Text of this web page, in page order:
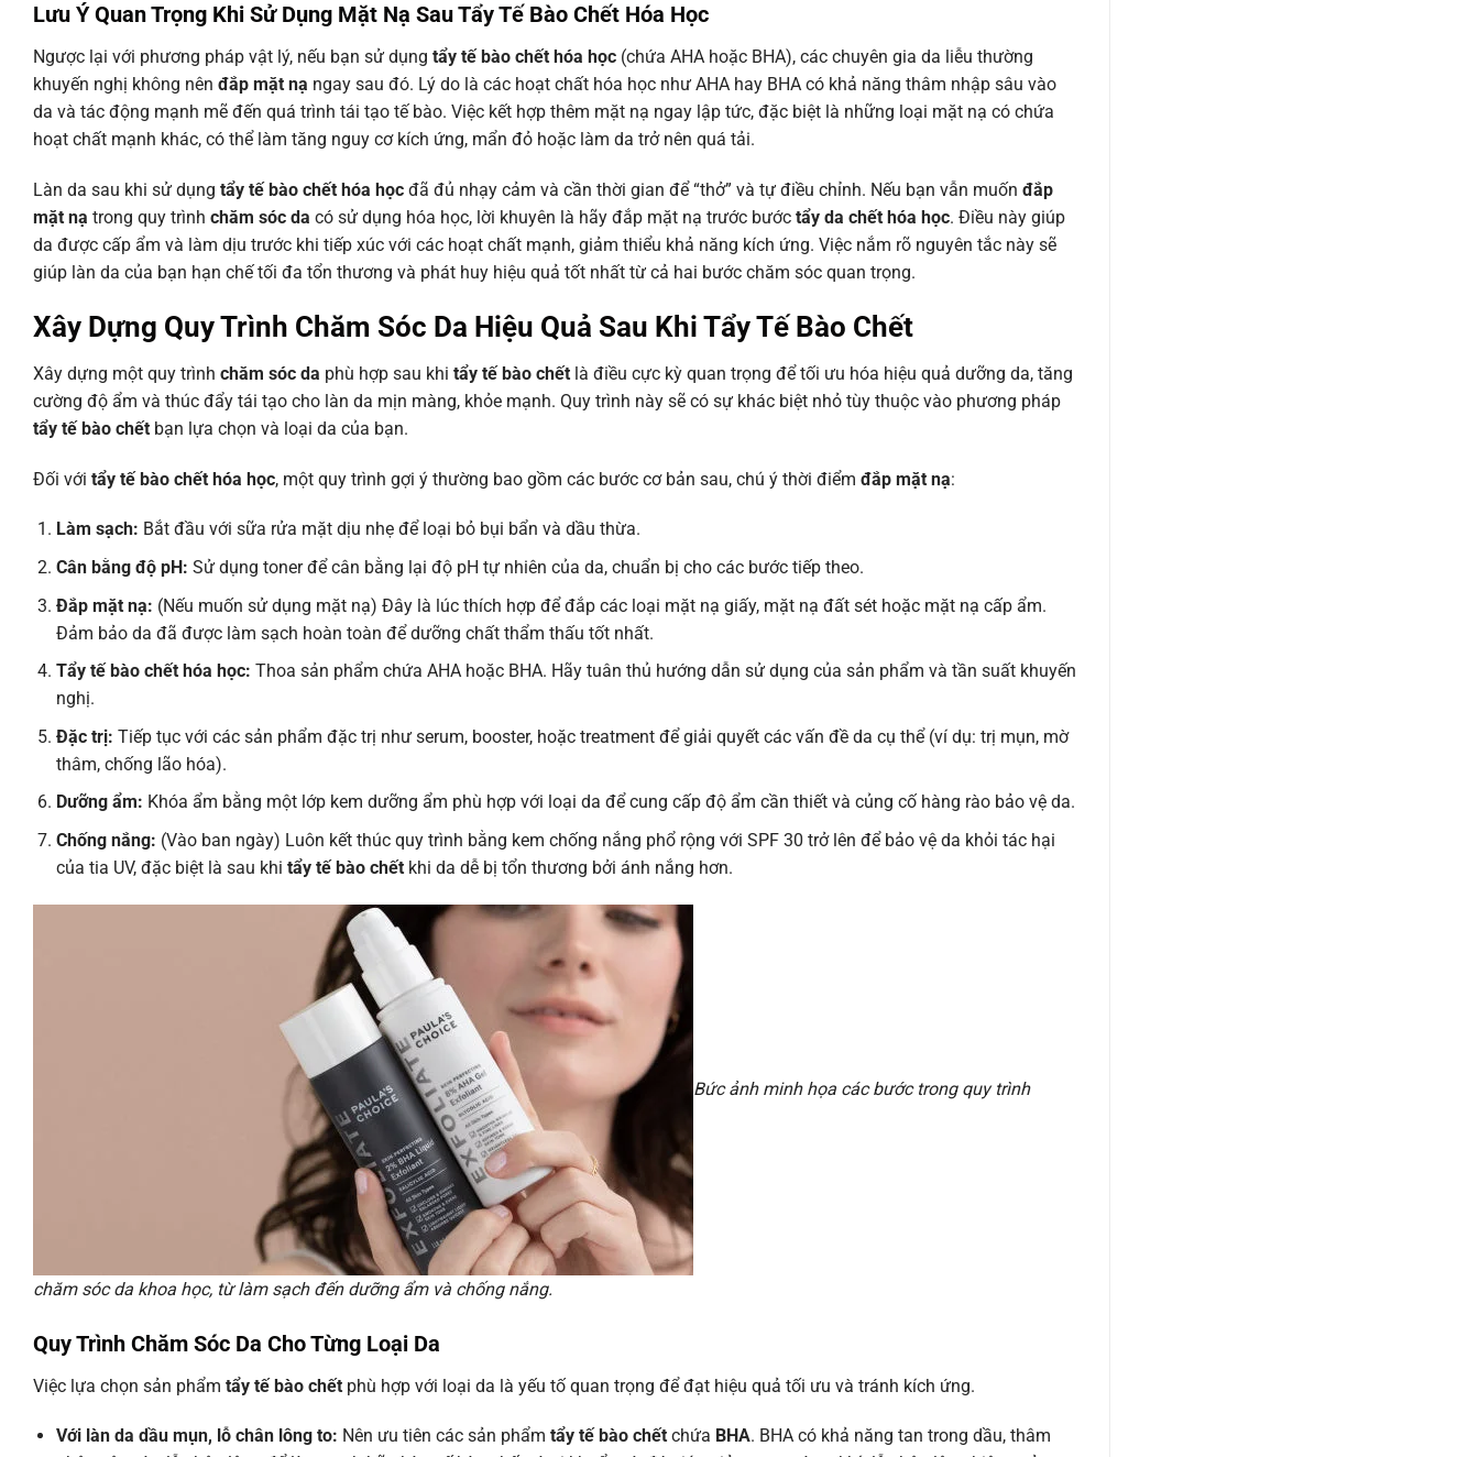
Lưu Ý Quan Trọng Khi Sử Dụng Mặt Nạ Sau Tẩy Tế Bào Chết Hóa Học
Ngược lại với phương pháp vật lý, nếu bạn sử dụng tẩy tế bào chết hóa học (chứa AHA hoặc BHA), các chuyên gia da liễu thường
khuyến nghị không nên đắp mặt nạ ngay sau đó. Lý do là các hoạt chất hóa học như AHA hay BHA có khả năng thâm nhập sâu vào
da và tác động mạnh mẽ đến quá trình tái tạo tế bào. Việc kết hợp thêm mặt nạ ngay lập tức, đặc biệt là những loại mặt nạ có chứa
hoạt chất mạnh khác, có thể làm tăng nguy cơ kích ứng, mẩn đỏ hoặc làm da trở nên quá tải.
Làn da sau khi sử dụng tẩy tế bào chết hóa học đã đủ nhạy cảm và cần thời gian để “thở” và tự điều chỉnh. Nếu bạn vẫn muốn đắp
mặt nạ trong quy trình chăm sóc da có sử dụng hóa học, lời khuyên là hãy đắp mặt nạ trước bước tẩy da chết hóa học. Điều này giúp
da được cấp ẩm và làm dịu trước khi tiếp xúc với các hoạt chất mạnh, giảm thiểu khả năng kích ứng. Việc nắm rõ nguyên tắc này sẽ
giúp làn da của bạn hạn chế tối đa tổn thương và phát huy hiệu quả tốt nhất từ cả hai bước chăm sóc quan trọng.
Xây Dựng Quy Trình Chăm Sóc Da Hiệu Quả Sau Khi Tẩy Tế Bào Chết
Xây dựng một quy trình chăm sóc da phù hợp sau khi tẩy tế bào chết là điều cực kỳ quan trọng để tối ưu hóa hiệu quả dưỡng da, tăng
cường độ ẩm và thúc đẩy tái tạo cho làn da mịn màng, khỏe mạnh. Quy trình này sẽ có sự khác biệt nhỏ tùy thuộc vào phương pháp
tẩy tế bào chết bạn lựa chọn và loại da của bạn.
Đối với tẩy tế bào chết hóa học, một quy trình gợi ý thường bao gồm các bước cơ bản sau, chú ý thời điểm đắp mặt nạ:
Làm sạch: Bắt đầu với sữa rửa mặt dịu nhẹ để loại bỏ bụi bẩn và dầu thừa.
Cân bằng độ pH: Sử dụng toner để cân bằng lại độ pH tự nhiên của da, chuẩn bị cho các bước tiếp theo.
Đắp mặt nạ: (Nếu muốn sử dụng mặt nạ) Đây là lúc thích hợp để đắp các loại mặt nạ giấy, mặt nạ đất sét hoặc mặt nạ cấp ẩm.
Đảm bảo da đã được làm sạch hoàn toàn để dưỡng chất thẩm thấu tốt nhất.
Tẩy tế bào chết hóa học: Thoa sản phẩm chứa AHA hoặc BHA. Hãy tuân thủ hướng dẫn sử dụng của sản phẩm và tần suất khuyến
nghị.
Đặc trị: Tiếp tục với các sản phẩm đặc trị như serum, booster, hoặc treatment để giải quyết các vấn đề da cụ thể (ví dụ: trị mụn, mờ
thâm, chống lão hóa).
Dưỡng ẩm: Khóa ẩm bằng một lớp kem dưỡng ẩm phù hợp với loại da để cung cấp độ ẩm cần thiết và củng cố hàng rào bảo vệ da.
Chống nắng: (Vào ban ngày) Luôn kết thúc quy trình bằng kem chống nắng phổ rộng với SPF 30 trở lên để bảo vệ da khỏi tác hại
của tia UV, đặc biệt là sau khi tẩy tế bào chếtkhi da dễ bị tổn thương bởi ánh nắng hơn.
Bức ảnh minh họa các bước trong quy trình
chăm sóc da khoa học, từ làm sạch đến dưỡng ẩm và chống nắng.
Quy Trình Chăm Sóc Da Cho Từng Loại Da
Việc lựa chọn sản phẩm tẩy tế bào chết phù hợp với loại da là yếu tố quan trọng để đạt hiệu quả tối ưu và tránh kích ứng.
Với làn da dầu mụn, lỗ chân lông to: Nên ưu tiên các sản phẩm tẩy tế bào chếtchứa BHA. BHA có khả năng tan trong dầu, thâm